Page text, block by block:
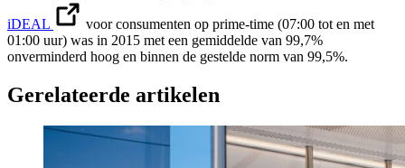
iDEAL
voor consumenten op prime-time (07:00 tot en met
01:00 uur) was in 2015 met een gemiddelde van 99,7%
onverminderd hoog en binnen de gestelde norm van 99,5%.
Gerelateerde artikelen